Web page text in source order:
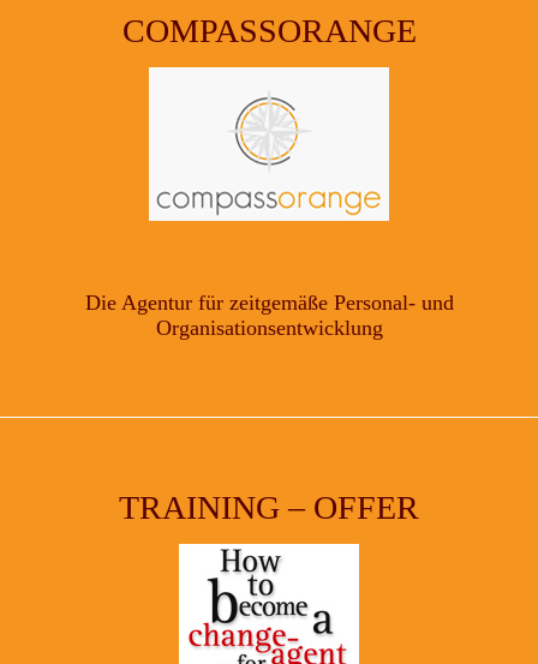
COMPASSORANGE
Die Agentur für zeitgemäße Personal- und
Organisationsentwicklung
TRAINING – OFFER